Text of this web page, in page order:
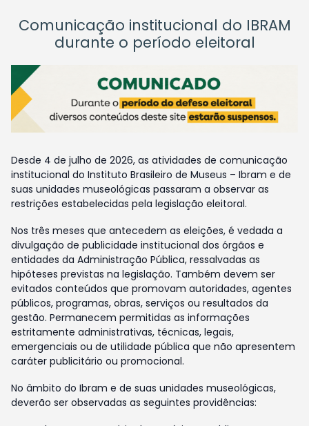
Comunicação institucional do IBRAM
durante o período eleitoral
Desde 4 de julho de 2026, as atividades de comunicação
institucional do Instituto Brasileiro de Museus – Ibram e de
suas unidades museológicas passaram a observar as
restrições estabelecidas pela legislação eleitoral.
Nos três meses que antecedem as eleições, é vedada a
divulgação de publicidade institucional dos órgãos e
entidades da Administração Pública, ressalvadas as
hipóteses previstas na legislação. Também devem ser
evitados conteúdos que promovam autoridades, agentes
públicos, programas, obras, serviços ou resultados da
gestão. Permanecem permitidas as informações
estritamente administrativas, técnicas, legais,
emergenciais ou de utilidade pública que não apresentem
caráter publicitário ou promocional.
No âmbito do Ibram e de suas unidades museológicas,
deverão ser observadas as seguintes providências: